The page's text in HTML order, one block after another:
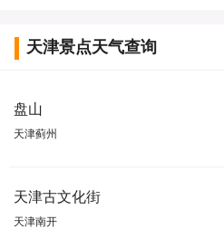
天津景点天气查询
盘山
天津蓟州
天津古文化街
天津南开